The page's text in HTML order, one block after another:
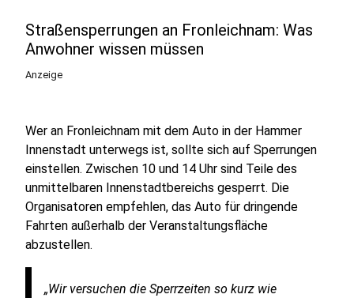
Straßensperrungen an Fronleichnam: Was
Anwohner wissen müssen
Anzeige
Wer an Fronleichnam mit dem Auto in der Hammer
Innenstadt unterwegs ist, sollte sich auf Sperrungen
einstellen. Zwischen 10 und 14 Uhr sind Teile des
unmittelbaren Innenstadtbereichs gesperrt. Die
Organisatoren empfehlen, das Auto für dringende
Fahrten außerhalb der Veranstaltungsfläche
abzustellen.
„Wir versuchen die Sperrzeiten so kurz wie